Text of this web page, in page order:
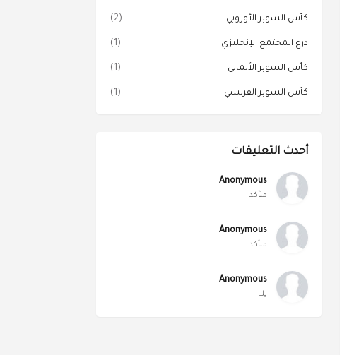
كأس السوبر الأوروبي (2)
درع المجتمع الإنجليزي (1)
كأس السوبر الألماني (1)
كأس السوبر الفرنسي (1)
أحدث التعليقات
Anonymous
متأكد
Anonymous
متأكد
Anonymous
يلا